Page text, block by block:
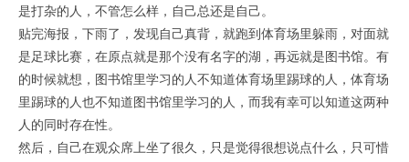
是打杂的人，不管怎么样，自己总还是自己。
贴完海报，下雨了，发现自己真背，就跑到体育场里躲雨，对面就
是足球比赛，在原点就是那个没有名字的湖，再远就是图书馆。有
的时候就想，图书馆里学习的人不知道体育场里踢球的人，体育场
里踢球的人也不知道图书馆里学习的人，而我有幸可以知道这两种
人的同时存在性。
然后，自己在观众席上坐了很久，只是觉得很想说点什么，只可惜